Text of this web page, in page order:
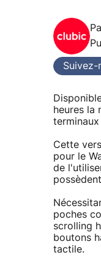
Suivez-
heures la
Cette
pour le
de
poches
scrolling
boutons
tactile.